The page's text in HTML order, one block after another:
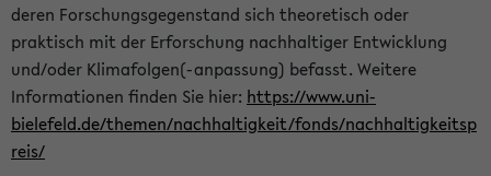
deren Forschungsgegenstand sich theoretisch oder
praktisch mit der Erforschung nachhaltiger Entwicklung
und/oder Klimafolgen(-anpassung) befasst. Weitere
Informationen finden Sie hier: https://www.uni-
bielefeld.de/themen/nachhaltigkeit/fonds/nachhaltigkeitsp
reis/